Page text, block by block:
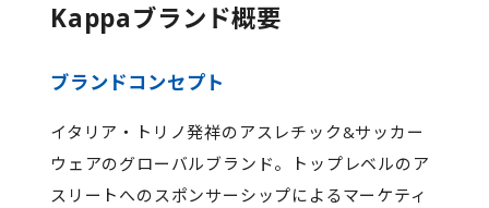
Kappaブランド概要
ブランドコンセプト
イタリア・トリノ発祥のアスレチック&サッカー
ウェアのグローバルブランド。トップレベルのア
スリートへのスポンサーシップによるマーケティ